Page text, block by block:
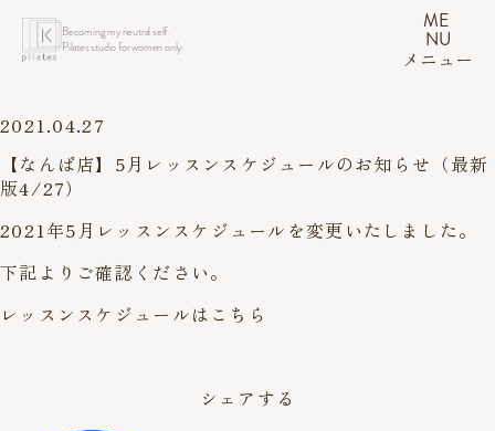
Becoming my neutral self.
Pilates studio for women only.
ME
NU
メニュー
2021.04.27
【なんば店】5月レッスンスケジュールのお知らせ（最新
版4/27）
2021年5月レッスンスケジュールを変更いたしました。
下記よりご確認ください。
レッスンスケジュールはこちら
シェアする